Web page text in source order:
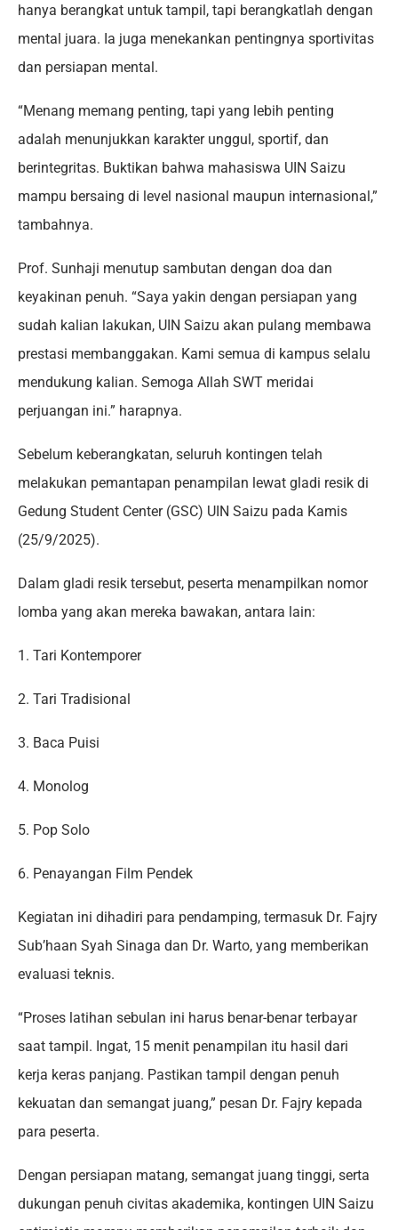
hanya berangkat untuk tampil, tapi berangkatlah dengan
mental juara. Ia juga menekankan pentingnya sportivitas
dan persiapan mental.
“Menang memang penting, tapi yang lebih penting
adalah menunjukkan karakter unggul, sportif, dan
berintegritas. Buktikan bahwa mahasiswa UIN Saizu
mampu bersaing di level nasional maupun internasional,”
tambahnya.
Prof. Sunhaji menutup sambutan dengan doa dan
keyakinan penuh. “Saya yakin dengan persiapan yang
sudah kalian lakukan, UIN Saizu akan pulang membawa
prestasi membanggakan. Kami semua di kampus selalu
mendukung kalian. Semoga Allah SWT meridai
perjuangan ini.” harapnya.
Sebelum keberangkatan, seluruh kontingen telah
melakukan pemantapan penampilan lewat gladi resik di
Gedung Student Center (GSC) UIN Saizu pada Kamis
(25/9/2025).
Dalam gladi resik tersebut, peserta menampilkan nomor
lomba yang akan mereka bawakan, antara lain:
1. Tari Kontemporer
2. Tari Tradisional
3. Baca Puisi
4. Monolog
5. Pop Solo
6. Penayangan Film Pendek
Kegiatan ini dihadiri para pendamping, termasuk Dr. Fajry
Sub’haan Syah Sinaga dan Dr. Warto, yang memberikan
evaluasi teknis.
“Proses latihan sebulan ini harus benar-benar terbayar
saat tampil. Ingat, 15 menit penampilan itu hasil dari
kerja keras panjang. Pastikan tampil dengan penuh
kekuatan dan semangat juang,” pesan Dr. Fajry kepada
para peserta.
Dengan persiapan matang, semangat juang tinggi, serta
dukungan penuh civitas akademika, kontingen UIN Saizu